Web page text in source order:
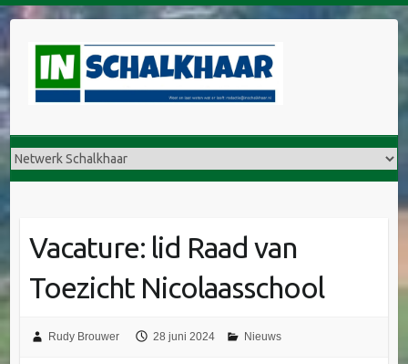
Vacature: lid Raad van
Toezicht Nicolaasschool
Rudy Brouwer 28 juni 2024 Nieuws